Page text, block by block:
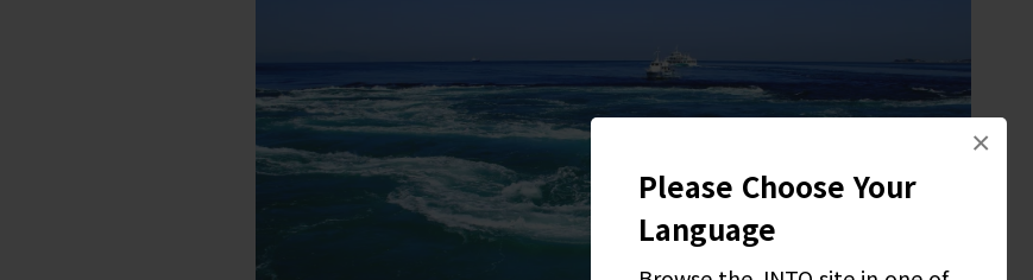
Please Choose Your
Language
×